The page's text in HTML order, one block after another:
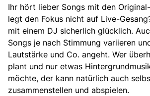
Ihr hört lieber Songs mit den
legt den Fokus nicht auf Live-
mit einem DJ sicherlich glücklich.
Songs je nach Stimmung variieren
Lautstärke und Co. angeht. Wer
plant und nur etwas
möchte, der kann natürlich auch
zusammenstellen und abspielen.